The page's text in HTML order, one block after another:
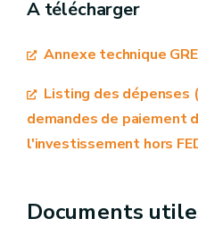
audit
chèques
audit
Règlement (UE) n°
catégories d'aides
intérieur en
du traité Texte
son annexe 1
A télécharger
Annexe technique
Listing des dépenses
demandes de paiement
l'investissement hors
Documents